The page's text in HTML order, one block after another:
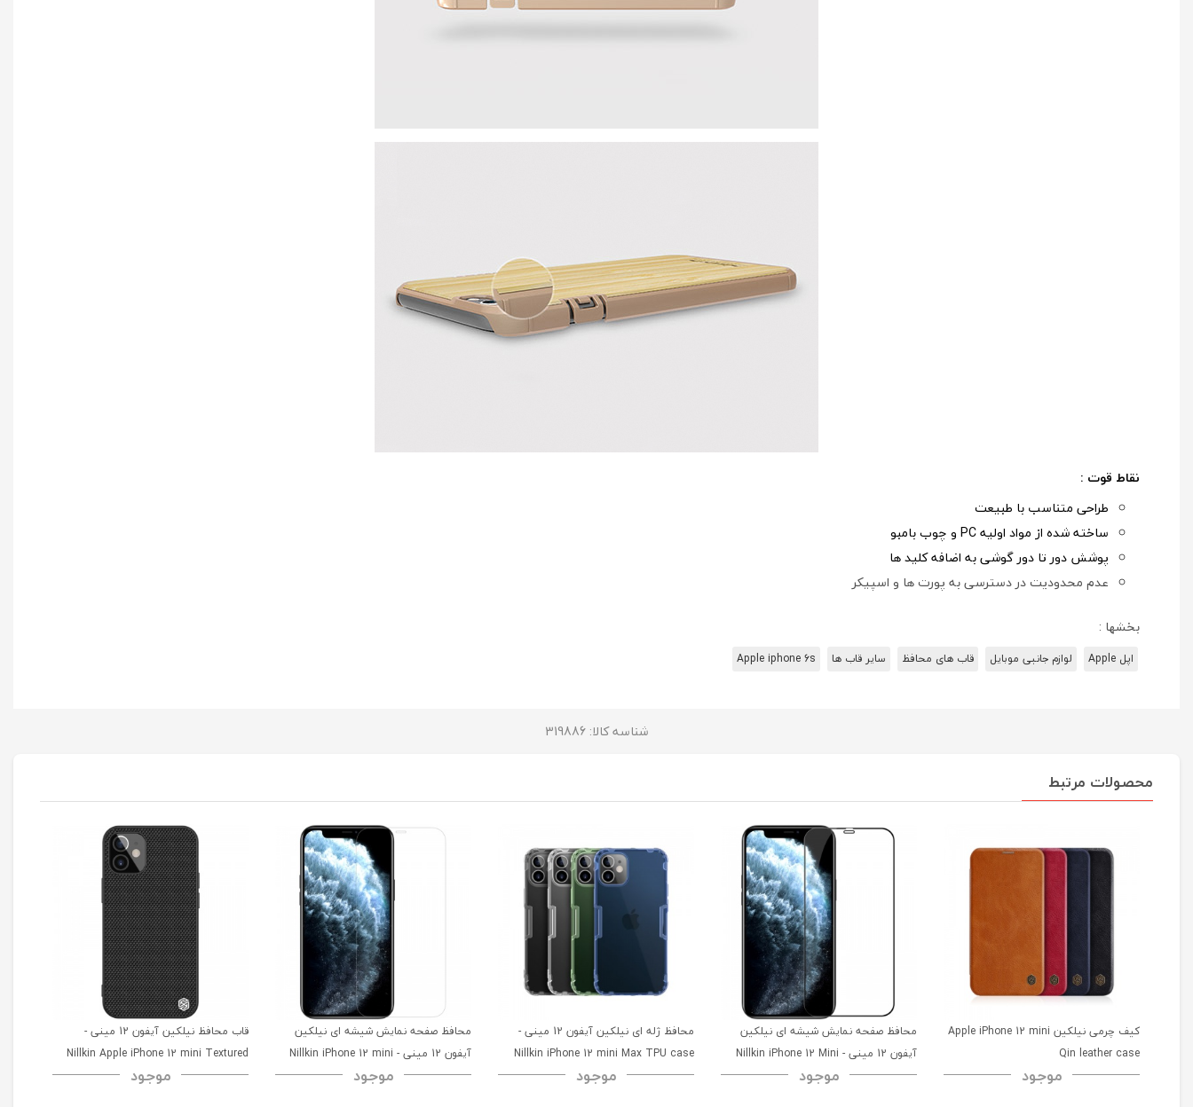
نقاط قوت :
طراحی متناسب با طبیعت
ساخته شده از مواد اولیه PC و چوب بامبو
پوشش دور تا دور گوشی به اضافه کلید ها
عدم محدودیت در دسترسی به پورت ها و اسپیکر
بخشها :
اپل Apple لوازم جانبی موبایل قاب های محافظ سایر قاب ها Apple iphone 6s
شناسه کالا: 319886
محصولات مرتبط
کیف چرمی نیلکین Apple iPhone 12 mini
Qin leather case
موجود
محافظ صفحه نمایش شیشه‌ ای نیلکین
آیفون 12 مینی - Nillkin iPhone 12 Mini
CP+PRO tempered glass
موجود
محافظ ژله ای نیلکین آیفون 12 مینی -
Nillkin iPhone 12 mini Max TPU case
موجود
محافظ صفحه نمایش شیشه ای نیلکین
آیفون 12 مینی - Nillkin iPhone 12 mini
H+Pro Anti-Explosion Glass Screen
موجود
قاب محافظ نیلکین آیفون 12 مینی -
Nillkin Apple iPhone 12 mini Textured
Case
موجود